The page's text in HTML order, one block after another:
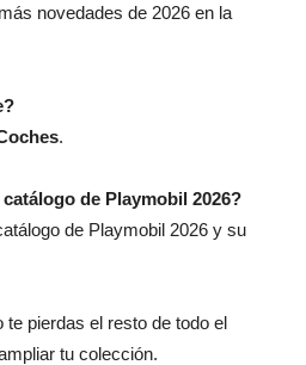
novedades de 2026 en la
.
de Playmobil 2026?
de Playmobil 2026 y su
pierdas el resto de todo el
tu colección.